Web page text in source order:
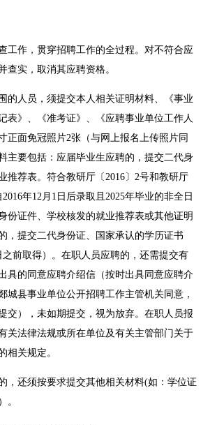
工作，贯穿招聘工作的全过程。对不符合应
查实，取消其应聘资格。
的人员，须提交本人相关证明材料、《事业
表》、《准考证》、《应聘事业单位工作人
正面免冠照片2张（与网上报名上传照片同
主要包括：应届毕业生应聘的，提交二代身
推荐表。符合教研厅〔2016〕2号和教研厅
年12月1日后录取且2025年毕业的非全日
份证件、学校核发的就业推荐表或其他证明
，提交二代身份证、国家承认的学历证书
之前取得）。在职人员应聘的，还需提交有
具的同意应聘介绍信（按时出具同意应聘介
城县事业单位公开招聘工作主管机关同意，
交），未如期提交，视为放弃。在职人员报
关法律法规或所在单位及有关主管部门关于
相关规定。
，还须按要求提交其他相关材料(如：学位证
。